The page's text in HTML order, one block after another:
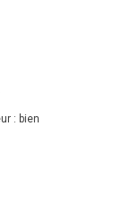
: bien